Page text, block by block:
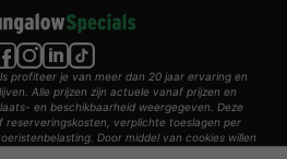
profiteer je van meer dan 20 jaar ervaring en
Alle prijzen zijn actuele vanaf prijzen en
en beschikbaarheid weergegeven. Deze
reserveringskosten, verplichte toeslagen per
Door middel van cookies willen